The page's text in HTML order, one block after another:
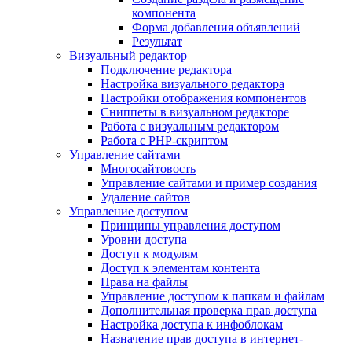
компонента
Форма добавления объявлений
Результат
Визуальный редактор
Подключение редактора
Настройка визуального редактора
Настройки отображения компонентов
Сниппеты в визуальном редакторе
Работа с визуальным редактором
Работа с PHP-скриптом
Управление сайтами
Многосайтовость
Управление сайтами и пример создания
Удаление сайтов
Управление доступом
Принципы управления доступом
Уровни доступа
Доступ к модулям
Доступ к элементам контента
Права на файлы
Управление доступом к папкам и файлам
Дополнительная проверка прав доступа
Настройка доступа к инфоблокам
Назначение прав доступа в интернет-